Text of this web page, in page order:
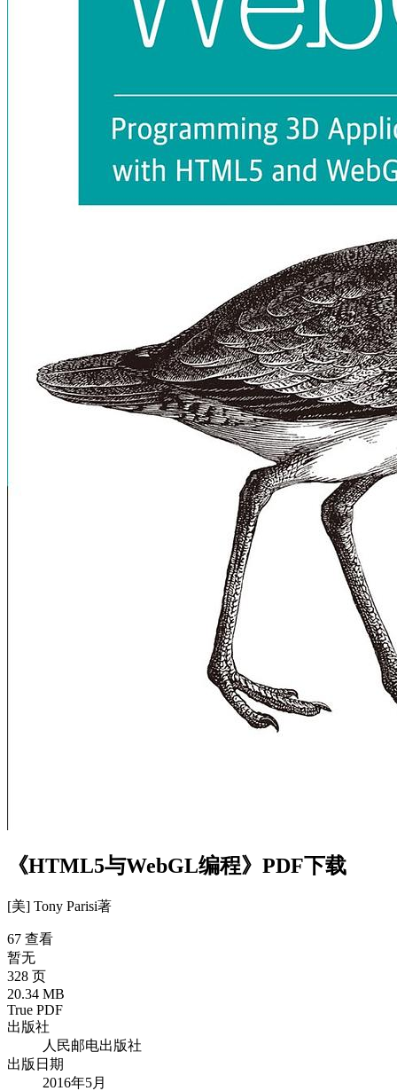
《HTML5与WebGL编程》PDF下载
[美] Tony Parisi著
67 查看
暂无
328 页
20.34 MB
True PDF
出版社
人民邮电出版社
出版日期
2016年5月